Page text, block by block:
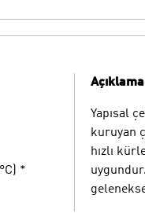
*
Yapısal
kuruyan
hızlı